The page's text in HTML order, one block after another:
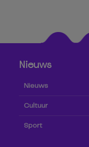
Nieuws
Nieuws
Cultuur
Sport